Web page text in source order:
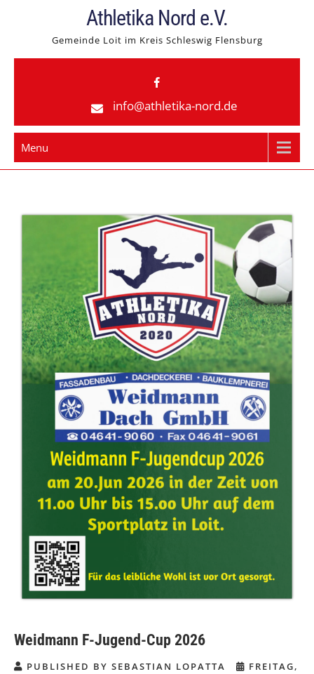
Athletika Nord e.V.
Gemeinde Loit im Kreis Schleswig Flensburg
info@athletika-nord.de
Menu
Weidmann F-Jugend-Cup 2026
PUBLISHED BY SEBASTIAN LOPATTA
FREITAG,